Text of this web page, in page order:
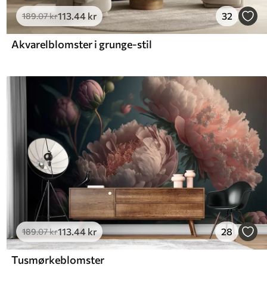
189.07kr113.44 kr 32
Akvarelblomster i grunge-stil
189.07kr113.44 kr 28
Tusmørkeblomster